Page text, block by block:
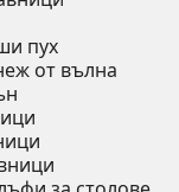
пух
от вълна